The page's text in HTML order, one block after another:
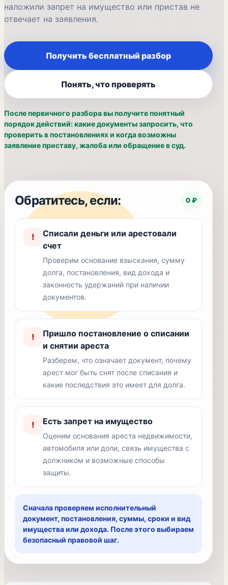
наложили запрет на имущество или пристав не
отвечает на заявления.
Получить бесплатный разбор
Понять, что проверять
После первичного разбора вы получите понятный
порядок действий: какие документы запросить, что
проверить в постановлениях и когда возможны
заявление приставу, жалоба или обращение в суд.
Обратитесь, если: 0 ₽
!
Списали деньги или арестовали
счет
Проверим основание взыскания, сумму
долга, постановления, вид дохода и
законность удержаний при наличии
документов.
!
Пришло постановление о списании
и снятии ареста
Разберем, что означает документ, почему
арест мог быть снят после списания и
какие последствия это имеет для долга.
! Есть запрет на имущество
Оценим основания ареста недвижимости,
автомобиля или доли, связь имущества с
должником и возможные способы
защиты.
Сначала проверяем исполнительный
документ, постановления, суммы, сроки и вид
имущества или дохода. После этого выбираем
безопасный правовой шаг.